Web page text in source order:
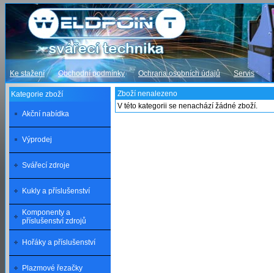
Ke stažení Obchodní podmínky Ochrana osobních údajů Servis
Zboží nenalezeno
V této kategorii se nenachází žádné zboží.
Kategorie zboží
Akční nabídka
Výprodej
Svářecí zdroje
Kukly a příslušenství
Komponenty a
příslušenství zdrojů
Hořáky a příslušenství
Plazmové řezačky